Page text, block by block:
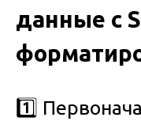
данные с
1️⃣